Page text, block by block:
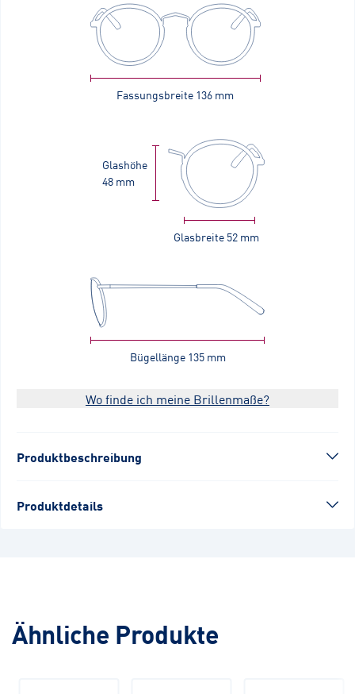
Fassungsbreite 136 mm
Glasbreite 52 mm
Glashöhe
48 mm
Bügellänge 135 mm
Wo finde ich meine Brillenmaße?
Produktbeschreibung
Produktdetails
Ähnliche Produkte